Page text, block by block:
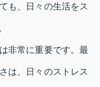
も、日々の生活をス
非常に重要です。最
は、日々のストレス